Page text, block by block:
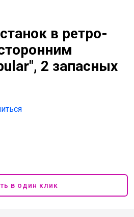
в ретро-
2 запасных
в один клик